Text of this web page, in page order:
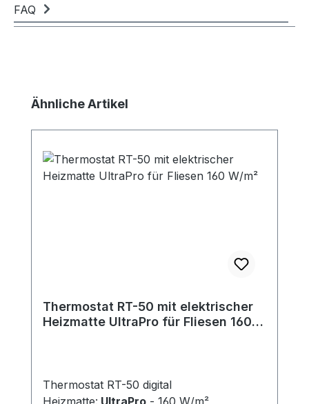
FAQ
Produktgalerie überspringen
Ähnliche Artikel
Thermostat RT-50 mit elektrischer
Heizmatte UltraPro für Fliesen 160
Thermostat RT-50 digital
Heizmatte: UltraPro - 160 W/m²